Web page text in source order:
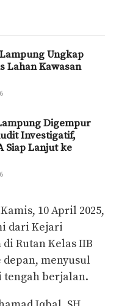
Ungkap
Lahan Kawasan
Digempur
Investigatif,
Siap Lanjut ke
10 April 2025,
dari Kejari
Rutan Kelas IIB
menyusul
tengah berjalan.